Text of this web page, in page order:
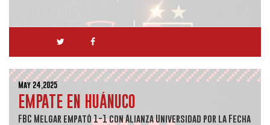
May 24,2025
EMPATE EN HUÁNUCO
FBC Melgar empató 1-1 con Alianza Universidad por la Fecha